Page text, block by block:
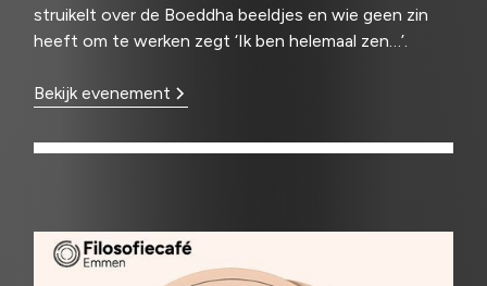
struikelt over de Boeddha beeldjes en wie geen zin
heeft om te werken zegt ‘Ik ben helemaal zen…’.
Bekijk evenement